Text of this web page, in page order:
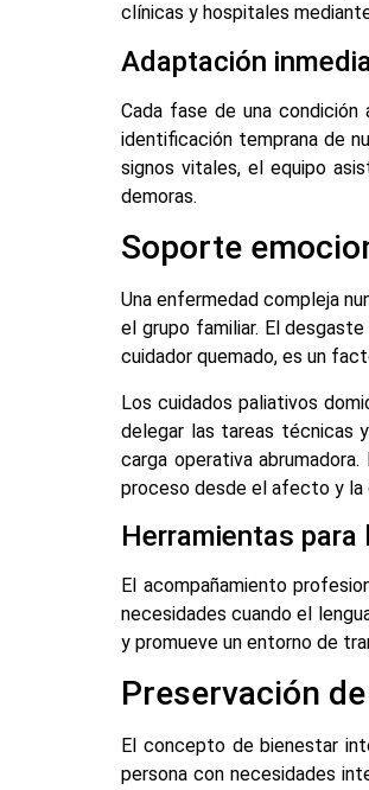
clínicas y hospitales
Adaptación
Cada fase de una
identificación temprana de
signos vitales, el equipo
demoras.
Soporte
Una enfermedad compleja
el grupo familiar. El
cuidador quemado, es un
Los cuidados paliativos
delegar las tareas técnicas
carga operativa
proceso desde el afecto y la
Herramientas
El acompañamiento
necesidades cuando el
y promueve un entorno de
Preservación
El concepto de bienestar
persona con necesidades